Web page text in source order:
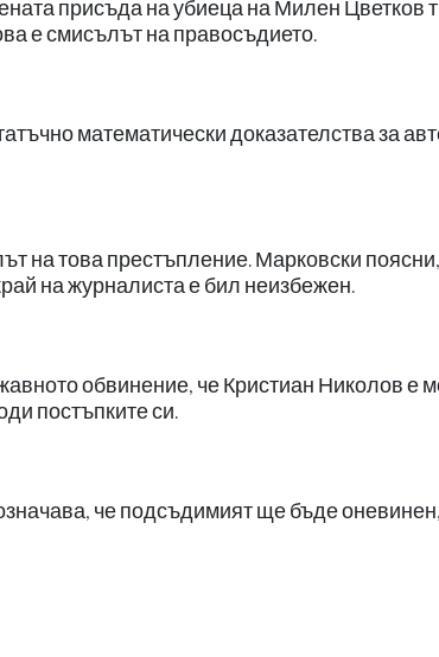
присъда на убиеца на Милен Цветков
е смисълът на правосъдието.
математически доказателства за
на това престъпление. Марковски
на журналиста е бил неизбежен.
обвинение, че Кристиан Николов е
постъпките си.
че подсъдимият ще бъде